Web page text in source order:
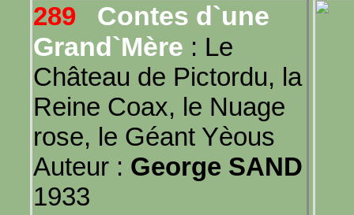
289
Contes d`une
Grand`Mère : Le
Château de Pictordu, la
Reine Coax, le Nuage
rose, le Géant Yèous
Auteur : George SAND
1933